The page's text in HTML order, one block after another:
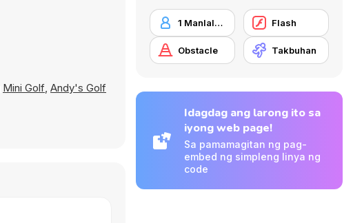
Mini Golf, Andy's Golf
1 Manlalaro Flash
Obstacle Takbuhan
Idagdag ang larong ito sa
iyong web page!
Sa pamamagitan ng pag-
embed ng simpleng linya ng
code